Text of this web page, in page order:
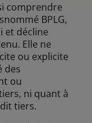
comprendre
BPLG,
et décline
Elle ne
ou explicite
des
ou
ni quant à
tiers.